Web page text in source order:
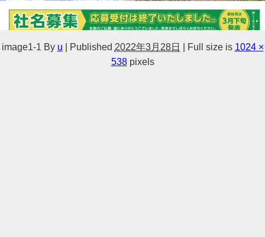
image1-1 By u Published 2022年3月28日 Full size is 1024 ×
538pixels